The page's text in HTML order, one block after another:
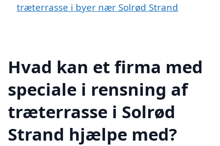
træterrasse i byer nær Solrød Strand
Hvad kan et firma med
speciale i rensning af
træterrasse i Solrød
Strand hjælpe med?